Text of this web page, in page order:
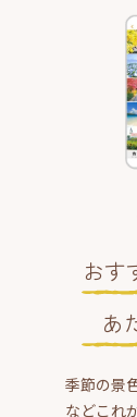
おす
あ
季節の景
などこれ